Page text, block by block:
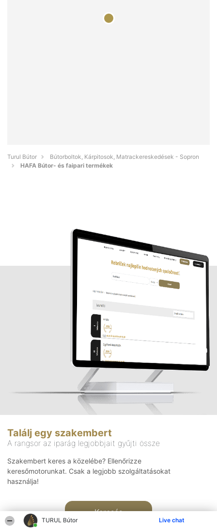
TURUL Bútor Live chat
Turul Bútor
Bútorboltok, Kárpitosok, Matrackereskedések - Sopron
HAFA Bútor- és faipari termékek
Találj egy szakembert
A rangsor az iparág legjobbjait gyűjti össze
Szakembert keres a közelébe? Ellenőrizze
keresőmotorunkat. Csak a legjobb szolgáltatásokat
használja!
Keresés